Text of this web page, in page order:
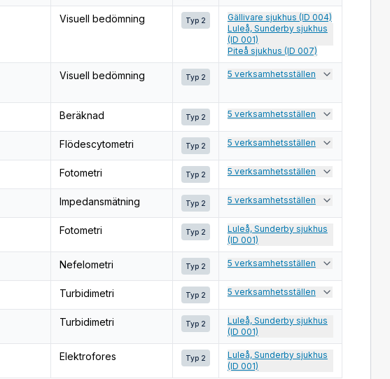
Visuell bedömning Typ 2
Gällivare sjukhus (ID 004)
Luleå, Sunderby sjukhus
(ID 001)
Piteå sjukhus (ID 007)
Visuell bedömning Typ 2 5 verksamhetsställen
Beräknad Typ 2 5 verksamhetsställen
Flödescytometri Typ 2 5 verksamhetsställen
Fotometri Typ 2 5 verksamhetsställen
Impedansmätning Typ 2 5 verksamhetsställen
Fotometri Typ 2
Luleå, Sunderby sjukhus
(ID 001)
Nefelometri Typ 2 5 verksamhetsställen
Turbidimetri Typ 2 5 verksamhetsställen
Turbidimetri Typ 2
Luleå, Sunderby sjukhus
(ID 001)
Elektrofores Typ 2
Luleå, Sunderby sjukhus
(ID 001)